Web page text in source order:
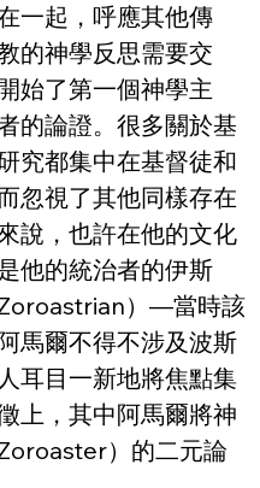
一起，呼應其他傳
的神學反思需要交
始了第一個神學主
的論證。很多關於基
究都集中在基督徒和
忽視了其他同樣存在
說，也許在他的文化
他的統治者的伊斯
）—當時該
馬爾不得不涉及波斯
耳目一新地將焦點集
上，其中阿馬爾將神
）的二元論